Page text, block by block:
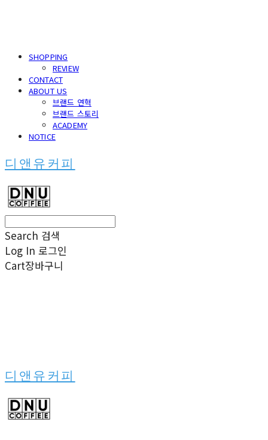
SHOPPING
REVIEW
CONTACT
ABOUT US
브랜드 연혁
브랜드 스토리
ACADEMY
NOTICE
디앤유커피
Search 검색
Log In 로그인
Cart장바구니
디앤유커피